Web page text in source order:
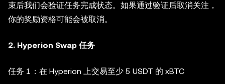
束后我们会验证任务完成状态。如果通过验证后取消关注，
你的奖励资格可能会被取消。
2. Hyperion Swap 任务
任务 1：在 Hyperion 上交易至少 5 USDT 的 xBTC